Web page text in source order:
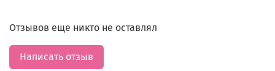
Отзывов еще никто не оставлял
Написать отзыв